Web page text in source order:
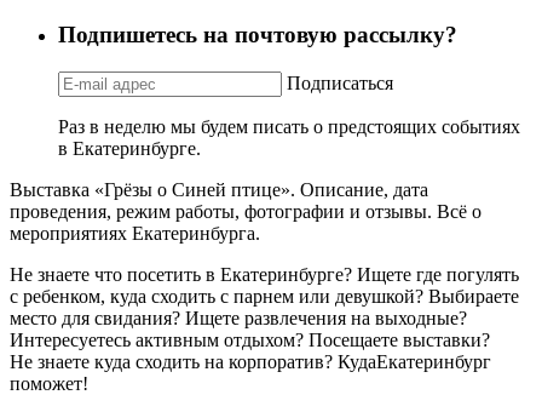
Подпишетесь на почтовую рассылку?
Подписаться
Раз в неделю мы будем писать о предстоящих событиях
в Екатеринбурге.
Выставка «Грёзы о Синей птице». Описание, дата
проведения, режим работы, фотографии и отзывы. Всё о
мероприятиях Екатеринбурга.
Не знаете что посетить в Екатеринбурге? Ищете где погулять
с ребенком, куда сходить с парнем или девушкой? Выбираете
место для свидания? Ищете развлечения на выходные?
Интересуетесь активным отдыхом? Посещаете выставки?
Не знаете куда сходить на корпоратив? КудаЕкатеринбург
поможет!